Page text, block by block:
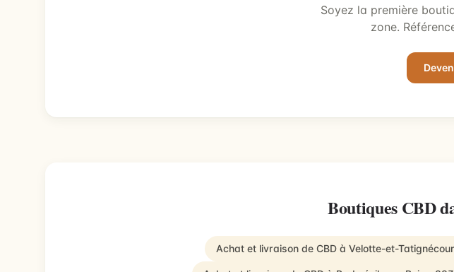
Soyez la première
zone.
Boutiques CBD
Achat et livraison de CBD à Velotte-et-